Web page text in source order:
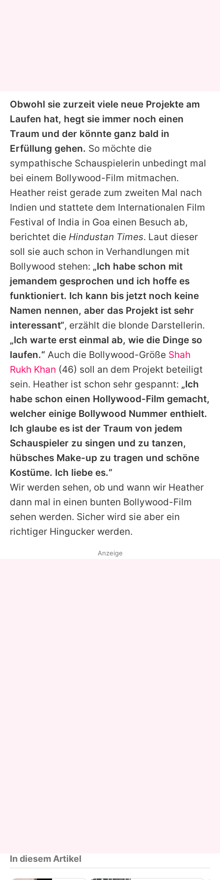
Obwohl sie zurzeit viele neue Projekte am
Laufen hat, hegt sie immer noch einen
Traum und der könnte ganz bald in
Erfüllung gehen. So möchte die
sympathische Schauspielerin unbedingt mal
bei einem Bollywood-Film mitmachen.
Heather reist gerade zum zweiten Mal nach
Indien und stattete dem Internationalen Film
Festival of India in Goa einen Besuch ab,
berichtet die Hindustan Times. Laut dieser
soll sie auch schon in Verhandlungen mit
Bollywood stehen: „Ich habe schon mit
jemandem gesprochen und ich hoffe es
funktioniert. Ich kann bis jetzt noch keine
Namen nennen, aber das Projekt ist sehr
interessant“, erzählt die blonde Darstellerin.
„Ich warte erst einmal ab, wie die Dinge so
laufen.“ Auch die Bollywood-Größe Shah
Rukh Khan (46) soll an dem Projekt beteiligt
sein. Heather ist schon sehr gespannt: „Ich
habe schon einen Hollywood-Film gemacht,
welcher einige Bollywood Nummer enthielt.
Ich glaube es ist der Traum von jedem
Schauspieler zu singen und zu tanzen,
hübsches Make-up zu tragen und schöne
Kostüme. Ich liebe es.“
Wir werden sehen, ob und wann wir Heather
dann mal in einen bunten Bollywood-Film
sehen werden. Sicher wird sie aber ein
richtiger Hingucker werden.
Anzeige
In diesem Artikel